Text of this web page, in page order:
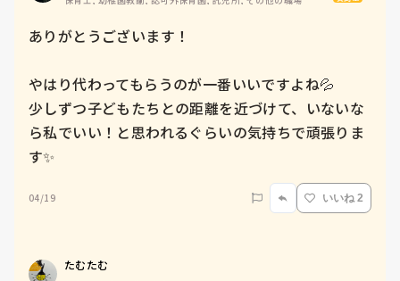
ありがとうございます！
やはり代わってもらうのが一番いいですよね💦
少しずつ子どもたちとの距離を近づけて、いないな
ら私でいい！と思われるぐらいの気持ちで頑張りま
す✨
04/19 いいね 2
たむたむ